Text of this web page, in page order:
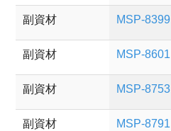
副資材 MSP-8399
副資材 MSP-8601
副資材 MSP-8753
副資材 MSP-8791